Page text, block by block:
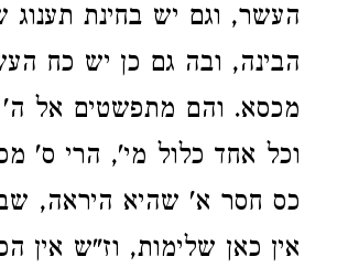
העשר, וגם יש בחינת תענוג
הבינה, ובה גם כן יש כח
מכסא. והם מתפשטים אל ה'
וכל אחד כלול מי', הרי ס'
כס חסר א' שהיא היראה,
אין כאן שלימות, וז"ש אין